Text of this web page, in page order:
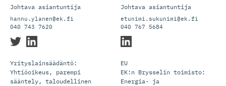
Johtava asiantuntija
hannu.ylanen@ek.fi
040 743 7620
Yrityslainsäädäntö:
Yhtiöoikeus, parempi
sääntely, taloudellinen
Johtava asiantuntija
etunimi.sukunimi@ek.fi
040 767 5684
EU
EK:n Brysselin toimisto:
Energia- ja